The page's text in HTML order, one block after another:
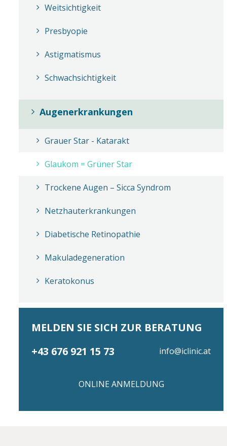
Weitsichtigkeit
Presbyopie
Astigmatismus
Schwachsichtigkeit
Augenerkrankungen
Grauer Star - Katarakt
Glaukom = Grüner Star
Trockene Augen – Sicca Syndrom
Netzhauterkrankungen
Diabetische Retinopathie
Makuladegeneration
Keratokonus
MELDEN SIE SICH ZUR BERATUNG
+43 676 921 15 73
info@iclinic.at
ONLINE ANMELDUNG